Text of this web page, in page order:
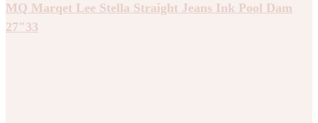
MQ Marqet Lee Stella Straight Jeans Ink Pool Dam
27″33